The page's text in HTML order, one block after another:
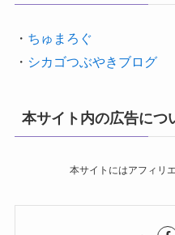
・ ちゅまろぐ
・ シカゴつぶやきブログ
本サイト内の広告につ
本サイトにはアフィリ